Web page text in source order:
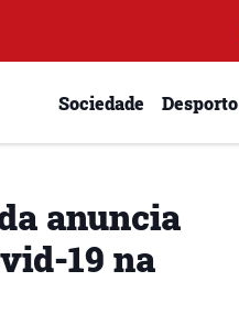
Sociedade Desporto
anuncia
19 na